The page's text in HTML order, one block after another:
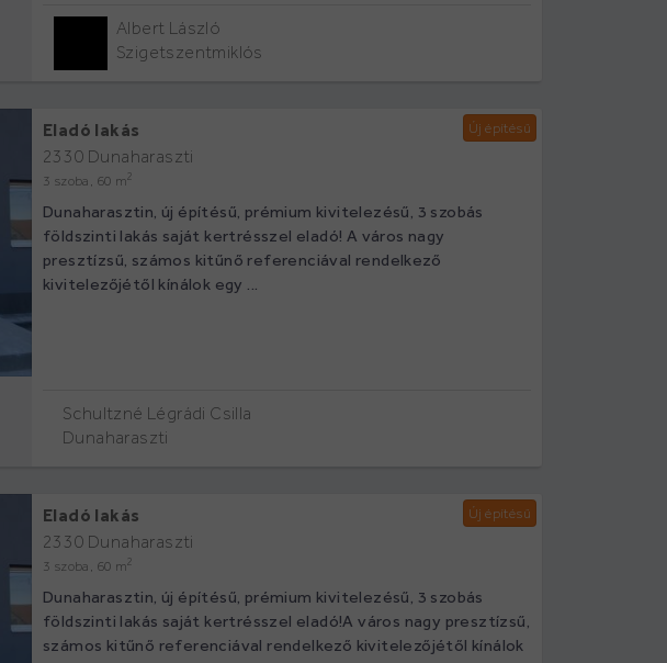
Albert László
Szigetszentmiklós
Eladó lakás
2330 Dunaharaszti
3 szoba, 60 m2
Dunaharasztin, új építésű, prémium kivitelezésű, 3 szobás
földszinti lakás saját kertrésszel eladó! A város nagy
presztízsű, számos kitűnő referenciával rendelkező
kivitelezőjétől kínálok egy ...
Új építésű
Schultzné Légrádi Csilla
Dunaharaszti
Eladó lakás
2330 Dunaharaszti
3 szoba, 60 m2
Dunaharasztin, új építésű, prémium kivitelezésű, 3 szobás
földszinti lakás saját kertrésszel eladó!A város nagy presztízsű,
számos kitűnő referenciával rendelkező kivitelezőjétől kínálok
Új építésű